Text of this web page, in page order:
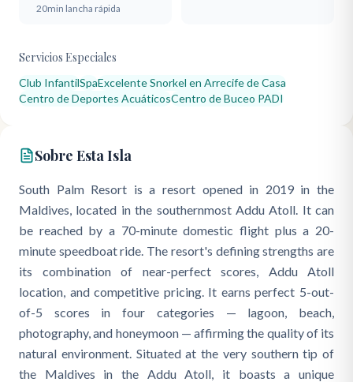
20min lancha rápida
Servicios Especiales
Club InfantilSpaExcelente Snorkel en Arrecife de Casa
Centro de Deportes AcuáticosCentro de Buceo PADI
Sobre Esta Isla
South Palm Resort is a resort opened in 2019 in the
Maldives, located in the southernmost Addu Atoll. It can
be reached by a 70-minute domestic flight plus a 20-
minute speedboat ride. The resort's defining strengths are
its combination of near-perfect scores, Addu Atoll
location, and competitive pricing. It earns perfect 5-out-
of-5 scores in four categories — lagoon, beach,
photography, and honeymoon — affirming the quality of its
natural environment. Situated at the very southern tip of
the Maldives in the Addu Atoll, it boasts a unique